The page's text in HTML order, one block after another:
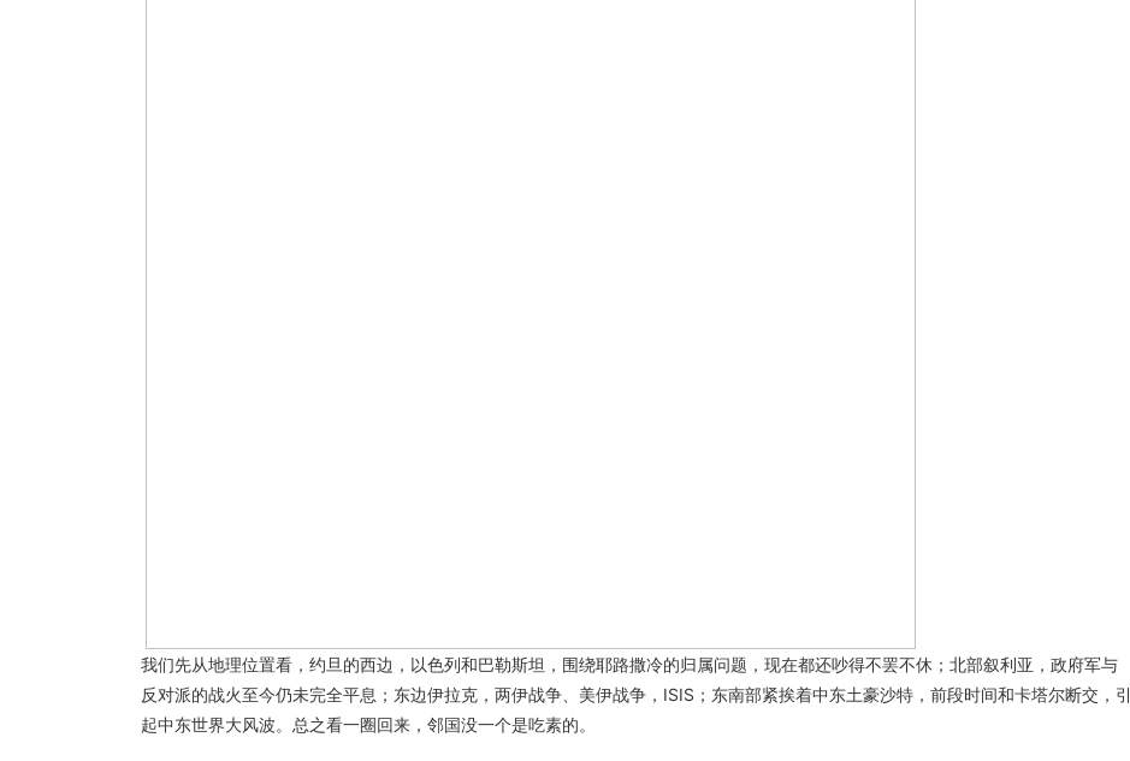
我们先从地理位置看，约旦的西边，以色列和巴勒斯坦，围绕耶路撒冷的归属问题，现在都还吵得不罢不休；北部叙利亚，政府军与
反对派的战火至今仍未完全平息；东边伊拉克，两伊战争、美伊战争，ISIS；东南部紧挨着中东土豪沙特，前段时间和卡塔尔断交，引
起中东世界大风波。总之看一圈回来，邻国没一个是吃素的。